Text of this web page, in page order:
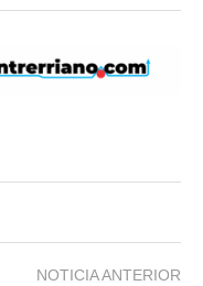
NOTICIA ANTERIOR